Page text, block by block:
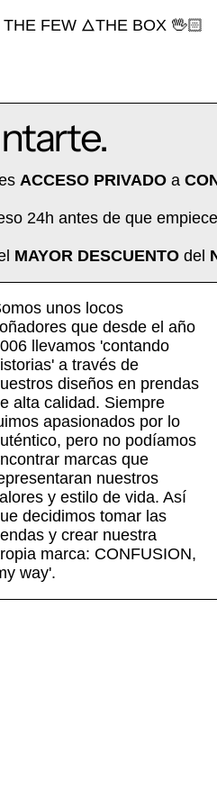
FEW 🜂THE BOX 🖖🏻
ACCESO PRIVADO a
24h antes de que
MAYOR DESCUENTO del
unos locos
que desde el año
llevamos 'contando
a través de
diseños en prendas
alta calidad. Siempre
apasionados por lo
pero no podíamos
marcas que
nuestros
y estilo de vida. Así
decidimos tomar las
y crear nuestra
marca: CONFUSION,
way'.